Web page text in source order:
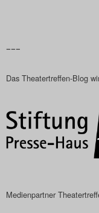
Das
Das
–––
Das Theatertreffen-Blog
Medienpartner